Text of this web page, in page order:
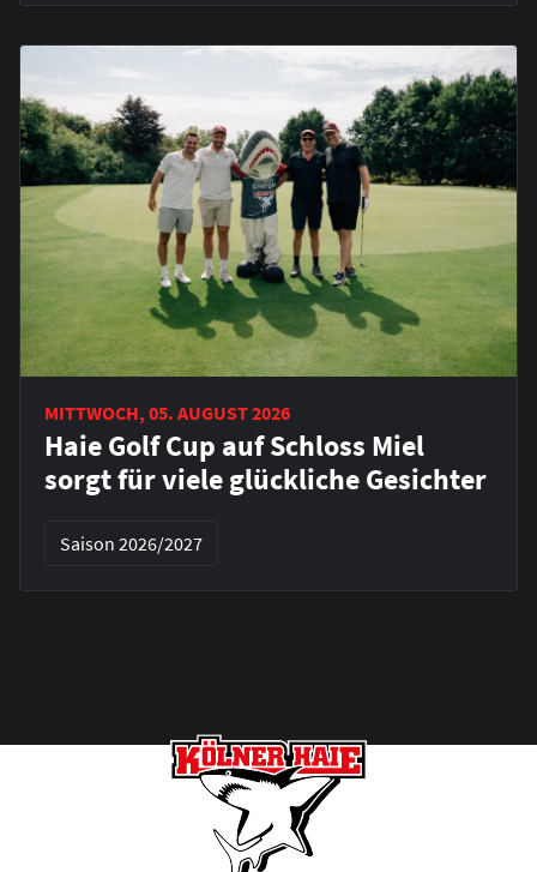
MITTWOCH, 05. AUGUST 2026
Haie Golf Cup auf Schloss Miel
sorgt für viele glückliche Gesichter
Saison 2026/2027